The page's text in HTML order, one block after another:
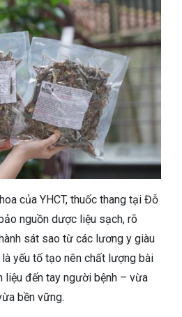
của YHCT, thuốc thang tại Đỗ
nguồn dược liệu sạch, rõ
sát sao từ các lương y giàu
yếu tố tạo nên chất lượng bài
liệu đến tay người bệnh – vừa
bền vững.